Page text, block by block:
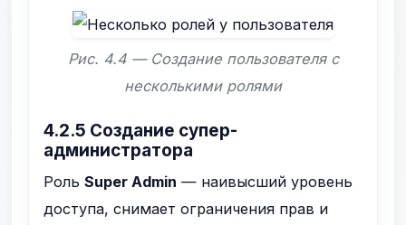
Рис. 4.4 — Создание пользователя с
несколькими ролями
4.2.5 Создание супер-
администратора
РольSuper Admin — наивысший уровень
доступа, снимает ограничения прав и